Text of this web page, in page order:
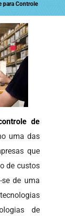
para Controle
de
uma das
que
de custos
de uma
de